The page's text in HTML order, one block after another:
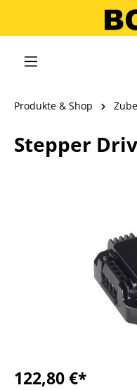
Produkte & Shop
Stepper
122,80 €*